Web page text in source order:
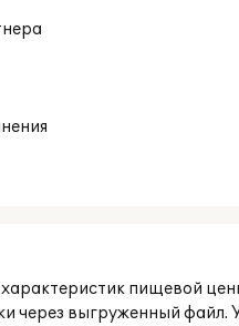
пищевой
через выгруженный файл.